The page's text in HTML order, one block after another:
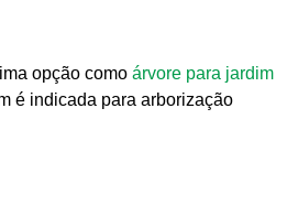
opção como árvore para jardim
é indicada para arborização